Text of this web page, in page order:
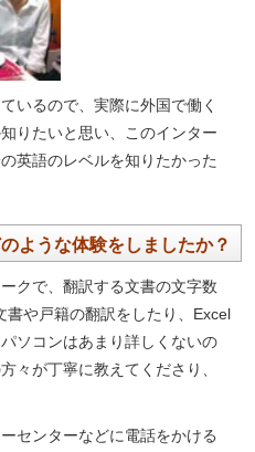
いるので、実際に外国で働く
りたいと思い、このインター
英語のレベルを知りたかった
ような体験をしましたか？
クで、翻訳する文書の文字数
や戸籍の翻訳をしたり、Excel
ソコンはあまり詳しくないの
々が丁寧に教えてくださり、
センターなどに電話をかける